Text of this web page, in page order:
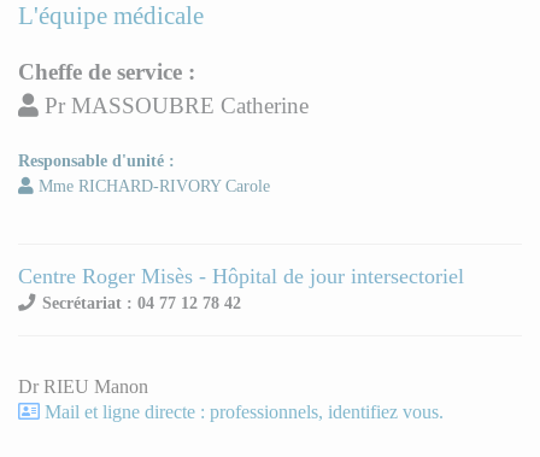
L'équipe médicale
Cheffe de service :
Pr MASSOUBRE Catherine
Responsable d'unité :
Mme RICHARD-RIVORY Carole
Centre Roger Misès - Hôpital de jour intersectoriel
Secrétariat : 04 77 12 78 42
Dr RIEU Manon
Mail et ligne directe : professionnels, identifiez vous.